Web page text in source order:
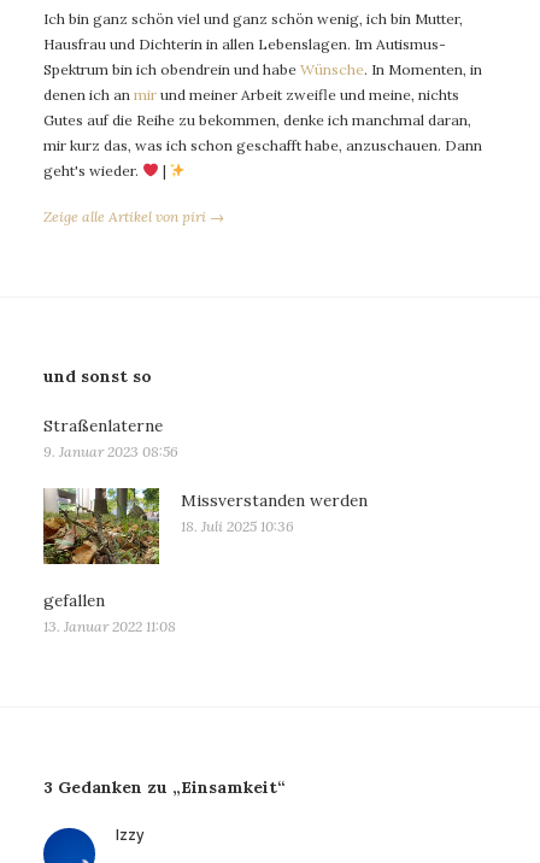
Ich bin ganz schön viel und ganz schön wenig, ich bin Mutter,
Hausfrau und Dichterin in allen Lebenslagen. Im Autismus-
Spektrum bin ich obendrein und habe Wünsche. In Momenten, in
denen ich an mir und meiner Arbeit zweifle und meine, nichts
Gutes auf die Reihe zu bekommen, denke ich manchmal daran,
mir kurz das, was ich schon geschafft habe, anzuschauen. Dann
geht's wieder.
|
Zeige alle Artikel von piri →
und sonst so
Straßenlaterne
9. Januar 2023 08:56
Missverstanden werden
18. Juli 2025 10:36
gefallen
13. Januar 2022 11:08
3 Gedanken zu „Einsamkeit“
Izzysagt: